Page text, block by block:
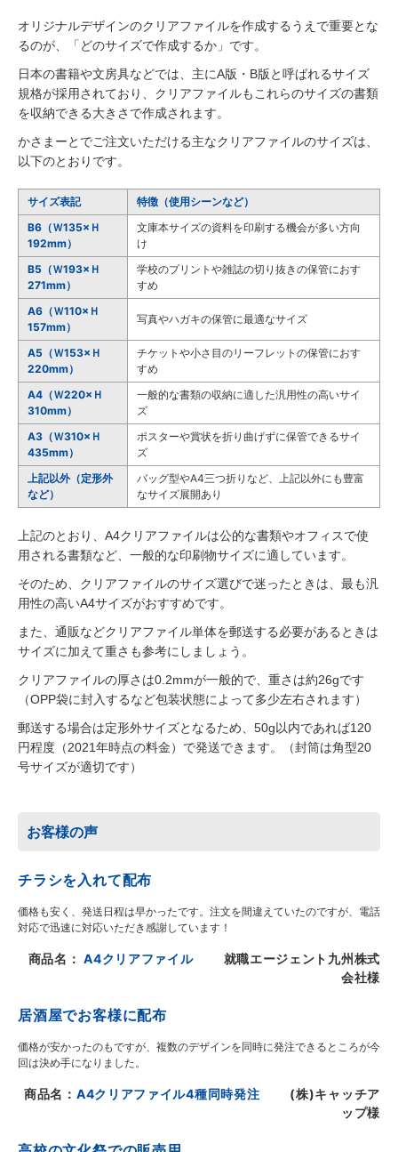
オリジナルデザインのクリアファイルを作成するうえで重要とな
るのが、「どのサイズで作成するか」です。
日本の書籍や文房具などでは、主にA版・B版と呼ばれるサイズ
規格が採用されており、クリアファイルもこれらのサイズの書類
を収納できる大きさで作成されます。
かさまーとでご注文いただける主なクリアファイルのサイズは、
以下のとおりです。
サイズ表記
特徴（使用シーンなど）
B6（Ｗ135×Ｈ
192mm）
文庫本サイズの資料を印刷する機会が多い方向
け
B5（Ｗ193×Ｈ
271mm）
学校のプリントや雑誌の切り抜きの保管におす
すめ
A6（Ｗ110×Ｈ
157mm）
写真やハガキの保管に最適なサイズ
A5（Ｗ153×Ｈ
220mm）
チケットや小さ目のリーフレットの保管におす
すめ
A4（Ｗ220×Ｈ
310mm）
一般的な書類の収納に適した汎用性の高いサイ
ズ
A3（Ｗ310×Ｈ
435mm）
ポスターや賞状を折り曲げずに保管できるサイ
ズ
上記以外（定形外
など）
バッグ型やA4三つ折りなど、上記以外にも豊富
なサイズ展開あり
上記のとおり、A4クリアファイルは公的な書類やオフィスで使
用される書類など、一般的な印刷物サイズに適しています。
そのため、クリアファイルのサイズ選びで迷ったときは、最も汎
用性の高いA4サイズがおすすめです。
また、通販などクリアファイル単体を郵送する必要があるときは
サイズに加えて重さも参考にしましょう。
クリアファイルの厚さは0.2mmが一般的で、重さは約26gです
（OPP袋に封入するなど包装状態によって多少左右されます）
郵送する場合は定形外サイズとなるため、50g以内であれば120
円程度（2021年時点の料金）で発送できます。（封筒は角型20
号サイズが適切です）
お客様の声
チラシを入れて配布
価格も安く、発送日程は早かったです。注文を間違えていたのですが、電話
対応で迅速に対応いただき感謝しています！
商品名： A4クリアファイル
就職エージェント九州株式
会社様
居酒屋でお客様に配布
価格が安かったのもですが、複数のデザインを同時に発注できるところが今
回は決め手になりました。
商品名： A4クリアファイル4種同時発注
(株)キャッチア
ップ様